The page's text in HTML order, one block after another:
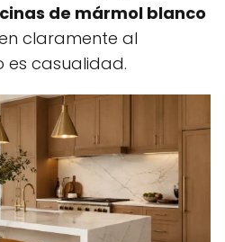
de mármol blanco
claramente al
es casualidad.